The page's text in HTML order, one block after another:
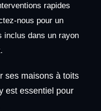
rapides
nous pour un
inclus dans un rayon
ses maisons à toits
est essentiel pour